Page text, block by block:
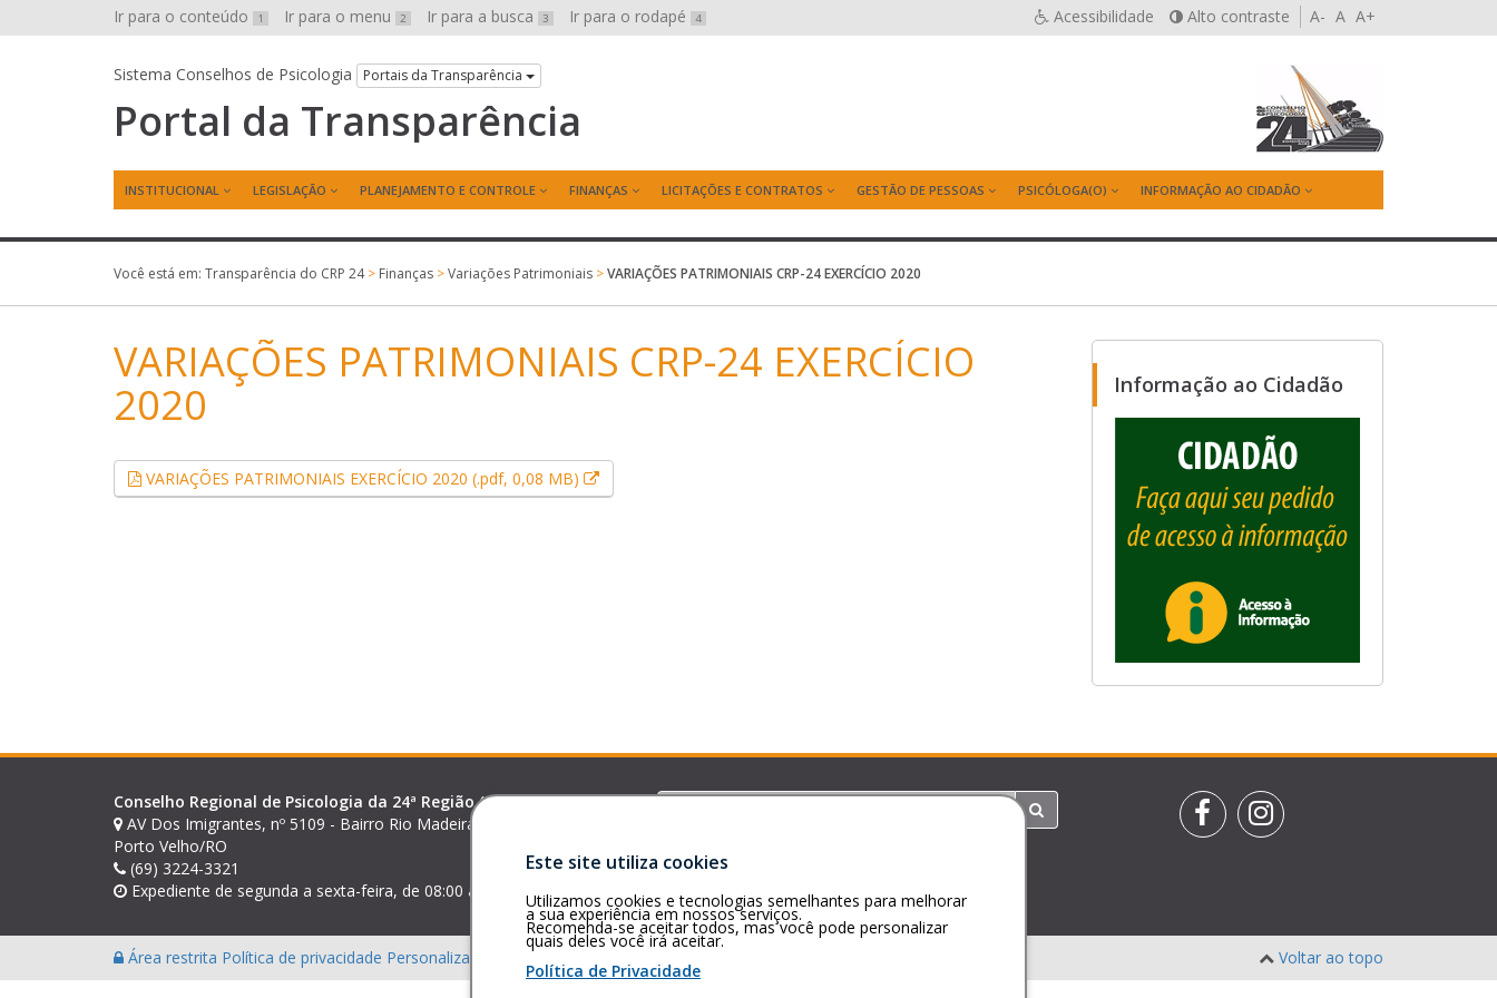
Ir para o conteúdo 1 Ir para o menu 2 Ir para a busca 3 Ir para o rodapé 4 Acessibilidade Alto contraste A- A A+
Sistema Conselhos de Psicologia Portais da Transparência
Portal da Transparência
INSTITUCIONAL LEGISLAÇÃO PLANEJAMENTO E CONTROLE FINANÇAS LICITAÇÕES E CONTRATOS GESTÃO DE PESSOAS PSICÓLOGA(O) INFORMAÇÃO AO CIDADÃO
Você está em: Transparência do CRP 24> Finanças >Variações Patrimoniais >VARIAÇÕES PATRIMONIAIS CRP-24 EXERCÍCIO 2020
VARIAÇÕES PATRIMONIAIS CRP-24 EXERCÍCIO
2020
VARIAÇÕES PATRIMONIAIS EXERCÍCIO 2020 (.pdf, 0,08 MB) Esse link abrirá em uma nova janela.
Informação ao Cidadão
Conselho Regional de Psicologia da 24ª Região (AC e RO)
AV Dos Imigrantes, nº 5109 - Bairro Rio Madeira - CEP: 76.821-471
Porto Velho/RO
(69) 3224-3321
Expediente de segunda a sexta-feira, de 08:00 às 14:00h.
Buscar
Área restrita Política de privacidade Personalização de cookies Voltar ao topo
Este site utiliza cookies
Utilizamos cookies e tecnologias semelhantes para melhorar
a sua experiência em nossos serviços.
Recomenda-se aceitar todos, mas você pode personalizar
quais deles você irá aceitar.
Política de Privacidade